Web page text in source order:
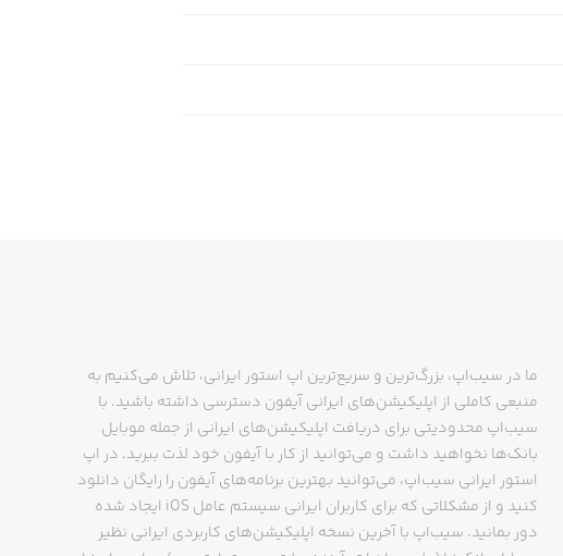
ما در سیب‌اپ، بزرگ‌ترین و سریع‌ترین اپ استور ایرانی، تلاش می‌کنیم به
منبعی کاملی از اپلیکیشن‌های ایرانی آیفون دسترسی داشته باشید. با
سیب‌اپ محدودیتی برای دریافت اپلیکیشن‌های ایرانی از جمله موبایل
بانک‌ها نخواهید داشت و می‌توانید از کار با آیفون خود لذت ببرید. در اپ
استور ایرانی سیب‌اپ، می‌توانید بهترین برنامه‌های آیفون را رایگان دانلود
کنید و از مشکلاتی که برای کاربران ایرانی سیستم عامل iOS ایجاد شده
دور بمانید. سیب‌اپ با آخرین نسخه اپلیکیشن‌های کاربردی ایرانی نظیر